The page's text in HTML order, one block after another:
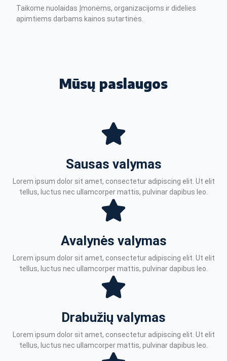
Taikome nuolaidas Įmonėms, organizacijoms ir didelies
apimtiems darbams kainos sutartinės.
Mūsų paslaugos
Sausas valymas
Lorem ipsum dolor sit amet, consectetur adipiscing elit. Ut elit
tellus, luctus nec ullamcorper mattis, pulvinar dapibus leo.
Avalynės valymas
Lorem ipsum dolor sit amet, consectetur adipiscing elit. Ut elit
tellus, luctus nec ullamcorper mattis, pulvinar dapibus leo.
Drabužių valymas
Lorem ipsum dolor sit amet, consectetur adipiscing elit. Ut elit
tellus, luctus nec ullamcorper mattis, pulvinar dapibus leo.